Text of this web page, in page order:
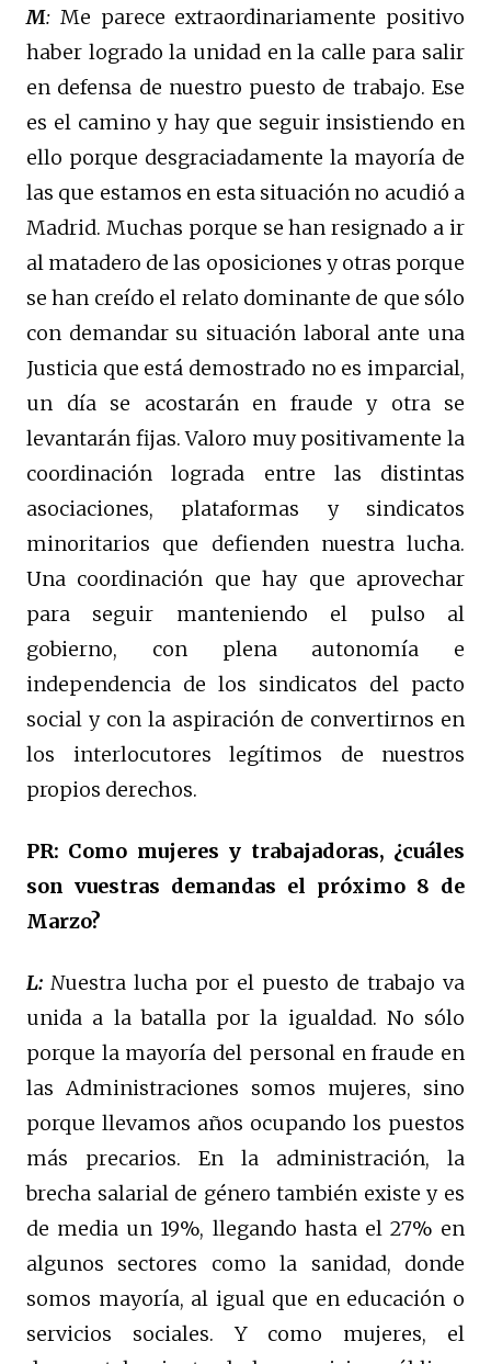
M: Me parece extraordinariamente positivo
haber logrado la unidad en la calle para salir
en defensa de nuestro puesto de trabajo. Ese
es el camino y hay que seguir insistiendo en
ello porque desgraciadamente la mayoría de
las que estamos en esta situación no acudió a
Madrid. Muchas porque se han resignado a ir
al matadero de las oposiciones y otras porque
se han creído el relato dominante de que sólo
con demandar su situación laboral ante una
Justicia que está demostrado no es imparcial,
un día se acostarán en fraude y otra se
levantarán fijas. Valoro muy positivamente la
coordinación lograda entre las distintas
asociaciones, plataformas y sindicatos
minoritarios que defienden nuestra lucha.
Una coordinación que hay que aprovechar
para seguir manteniendo el pulso al
gobierno, con plena autonomía e
independencia de los sindicatos del pacto
social y con la aspiración de convertirnos en
los interlocutores legítimos de nuestros
propios derechos.
PR: Como mujeres y trabajadoras, ¿cuáles
son vuestras demandas el próximo 8 de
Marzo?
L: Nuestra lucha por el puesto de trabajo va
unida a la batalla por la igualdad. No sólo
porque la mayoría del personal en fraude en
las Administraciones somos mujeres, sino
porque llevamos años ocupando los puestos
más precarios. En la administración, la
brecha salarial de género también existe y es
de media un 19%, llegando hasta el 27% en
algunos sectores como la sanidad, donde
somos mayoría, al igual que en educación o
servicios sociales. Y como mujeres, el